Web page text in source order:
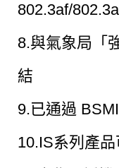
802.3af/
8.與氣象局「
結
9.已通過
10.IS系列產